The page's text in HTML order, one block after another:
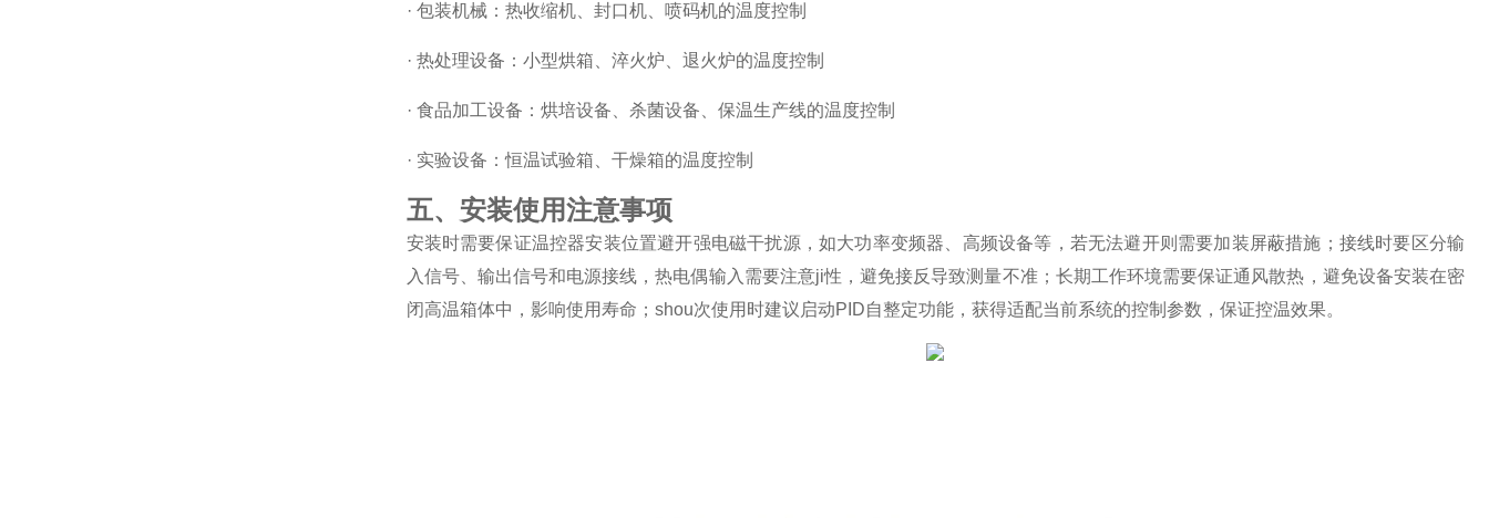
· 包装机械：热收缩机、封口机、喷码机的温度控制
· 热处理设备：小型烘箱、淬火炉、退火炉的温度控制
· 食品加工设备：烘培设备、杀菌设备、保温生产线的温度控制
· 实验设备：恒温试验箱、干燥箱的温度控制
五、安装使用注意事项
安装时需要保证温控器安装位置避开强电磁干扰源，如大功率变频器、高频设备等，若无法避开则需要加装屏蔽措施；接线时要区分输
入信号、输出信号和电源接线，热电偶输入需要注意ji性，避免接反导致测量不准；长期工作环境需要保证通风散热，避免设备安装在密
闭高温箱体中，影响使用寿命；shou次使用时建议启动PID自整定功能，获得适配当前系统的控制参数，保证控温效果。